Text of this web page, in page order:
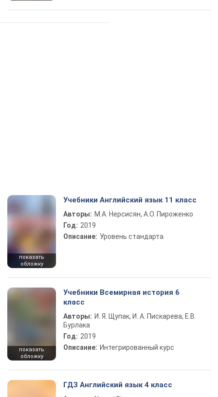
показать
обложку
Учебники Английский язык 11 класс
Авторы: М.А. Нерсисян, А.О. Пироженко
Год: 2019
Описание: Уровень стандарта
показать
обложку
Учебники Всемирная история 6
класс
Авторы: И. Я. Щупак, И. А. Пискарева, Е.В.
Бурлака
Год: 2019
Описание: Интегрированный курс
ГДЗ Английский язык 4 класс